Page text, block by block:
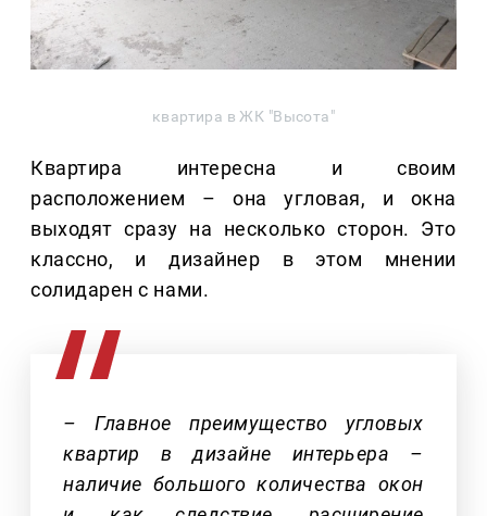
квартира в ЖК "Высота"
Квартира интересна и своим
расположением – она угловая, и окна
выходят сразу на несколько сторон. Это
классно, и дизайнер в этом мнении
солидарен с нами.
– Главное преимущество угловых
квартир в дизайне интерьера –
наличие большого количества окон